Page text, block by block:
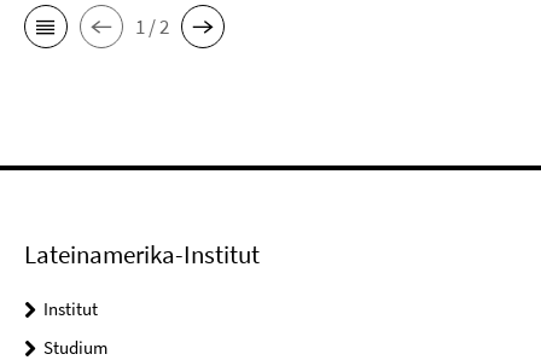
1 / 2
Lateinamerika-Institut
Institut
Studium